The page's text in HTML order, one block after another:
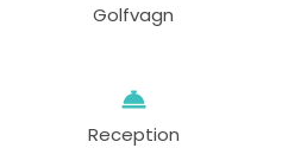
Golfvagn
Reception